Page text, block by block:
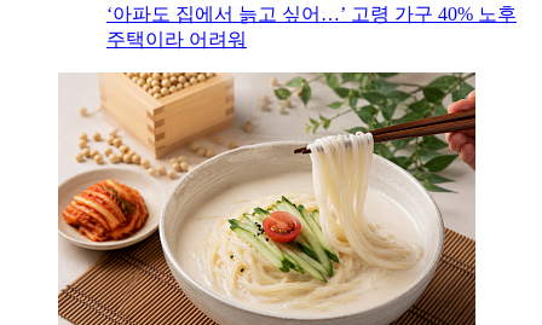
‘아파도 집에서 늙고 싶어…’ 고령 가구 40% 노후
주택이라 어려워